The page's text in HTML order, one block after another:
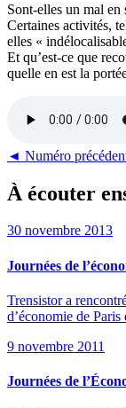
Sont-elles un mal en
Certaines activités,
elles «
Et qu’est-ce que
quelle en est la
◄ Numéro
À écouter
30 novembre 2013
Journées de
Trensistor a
d’économie de
9 novembre 2011
Journées de